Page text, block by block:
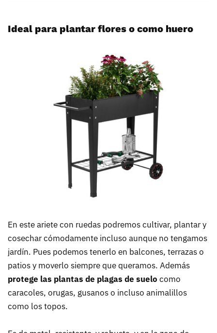
Ideal para plantar flores o como huero
En este ariete con ruedas podremos cultivar, plantar y
cosechar cómodamente incluso aunque no tengamos
jardín. Pues podemos tenerlo en balcones, terrazas o
patios y moverlo siempre que queramos. Además
protege las plantas de plagas de suelo como
caracoles, orugas, gusanos o incluso animalillos
como los topos.